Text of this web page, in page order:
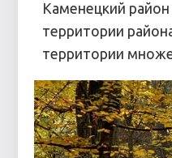
Каменецкий
территории
территории